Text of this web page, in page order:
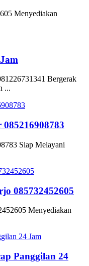
Menyediakan
Bergerak
...
Siap Melayani
085732452605
Menyediakan
Panggilan 24